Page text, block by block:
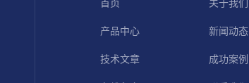
首页 关于我们
产品中心 新闻动态
技术文章 成功案例